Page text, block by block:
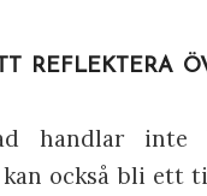
REFLEKTERA
handlar inte
också bli ett